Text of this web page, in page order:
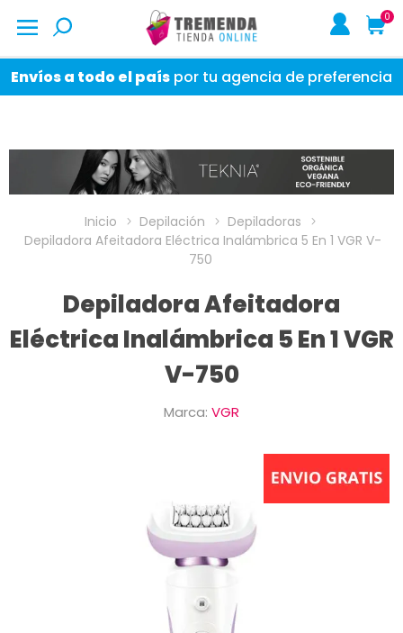
0
Envíos a todo el país por tu agencia de preferencia
Inicio Depilación
Depiladoras
Depiladora Afeitadora Eléctrica Inalámbrica 5 En 1 VGR V-
750
Depiladora Afeitadora
Eléctrica Inalámbrica 5 En 1 VGR
V-750
Marca: VGR